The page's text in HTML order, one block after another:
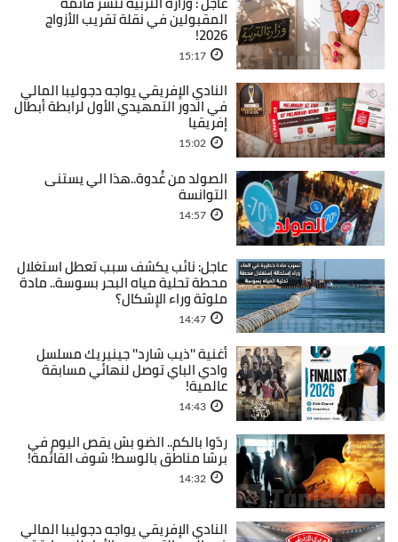
المقبولين في نقلة تقريب الأزواج
2026!
15:17
النادي الإفريقي يواجه دجوليبا المالي
في الدور التمهيدي الأول لرابطة أبطال
إفريقيا
15:02
الصولد من غُدوة..هذا الي يستنى
التوانسة
14:57
عاجل: نائب يكشف سبب تعطل استغلال
محطة تحلية مياه البحر بسوسة.. مادة
ملوثة وراء الإشكال؟
14:47
أغنية ''ذيب شارد'' جينيريك مسلسل
وادي الباي توصل لنهائي مسابقة
عالمية!
14:43
ردّوا بالكم.. الضو بش يقص اليوم في
برشا مناطق بالوسط! شوف القائمة!
14:32
النادي الإفريقي يواجه دجوليبا المالي